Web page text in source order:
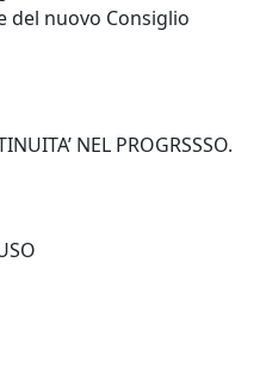
del nuovo Consiglio
NEL PROGRSSSO.